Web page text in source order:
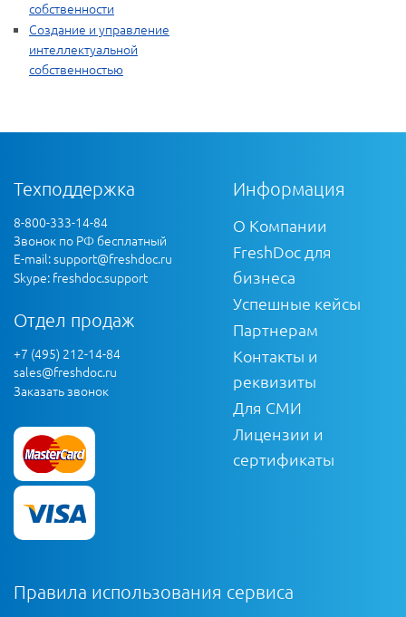
собственности
Создание и управление
интеллектуальной
собственностью
Техподдержка
8-800-333-14-84
Звонок по РФ бесплатный
E-mail:support@freshdoc.ru
Skype: freshdoc.support
Отдел продаж
+7 (495) 212-14-84
sales@freshdoc.ru
Заказать звонок
Информация
О Компании
FreshDoc для
бизнеса
Успешные кейсы
Партнерам
Контакты и
реквизиты
Для СМИ
Лицензии и
сертификаты
Правила использования сервиса